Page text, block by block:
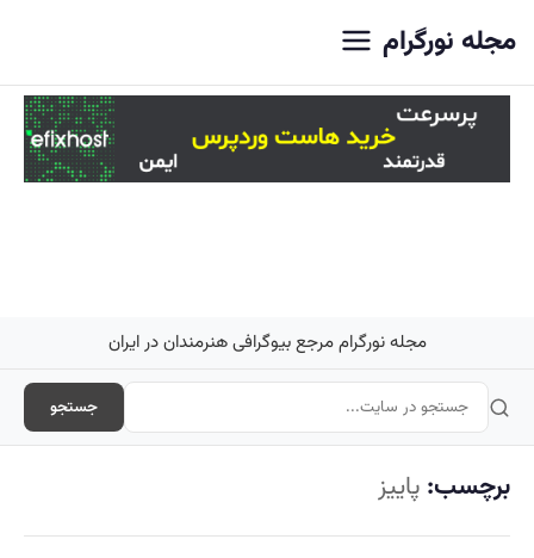
مجله نورگرام
مجله نورگرام مرجع بیوگرافی هنرمندان در ایران
جستجو
برچسب: پاییز